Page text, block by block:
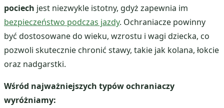
pociech jest niezwykle istotny, gdyż zapewnia im
bezpieczeństwo podczas jazdy. Ochraniacze powinny
być dostosowane do wieku, wzrostu i wagi dziecka, co
pozwoli skutecznie chronić stawy, takie jak kolana, łokcie
oraz nadgarstki.
Wśród najważniejszych typów ochraniaczy
wyróżniamy: